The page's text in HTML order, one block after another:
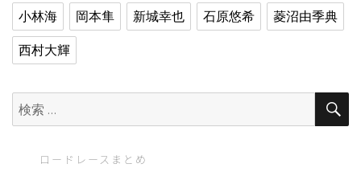
小林海 岡本隼 新城幸也 石原悠希 菱沼由季典
西村大輝
検
索:
検
ロードレースまとめ